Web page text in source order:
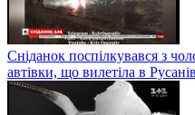
Сніданок поспілкувався з
автівки, що вилетіла в